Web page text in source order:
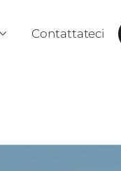
Contattateci